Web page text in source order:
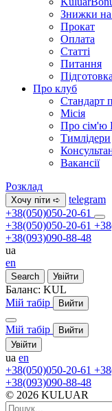
Знижки
Прокат
Оплата
Статті
Питання
Підготовка
Про клуб
Стандарт
Місія
Про сім'ю
Тимлідери
Вакансії
Розклад
Хочу піти ➪
telegram
+38(050)050-20-61
+38(050)050-20-61
+38(093)090-88-48
ua
en
Search Увійти
Баланс: KUL
Мій табір
Вийти
Мій табір
Вийти
Увійти
ua en
+38(050)050-20-61
+38(093)090-88-48
© 2026 KULUAR